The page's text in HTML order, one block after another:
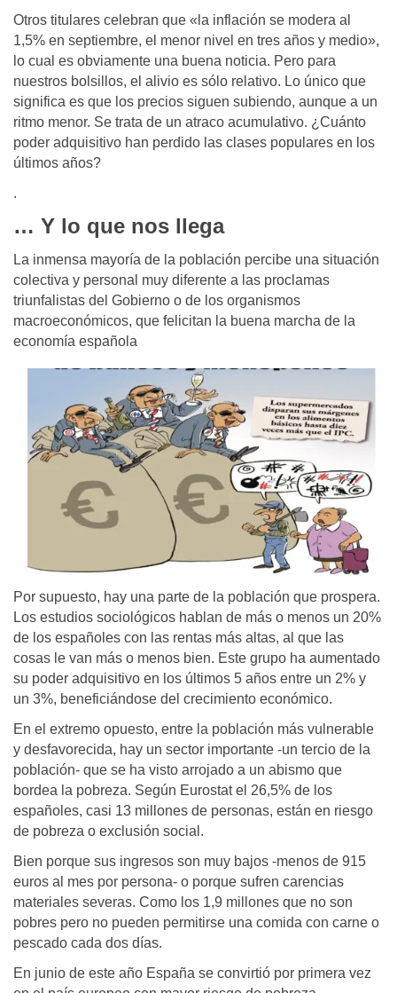
Otros titulares celebran que «la inflación se modera al
1,5% en septiembre, el menor nivel en tres años y medio»,
lo cual es obviamente una buena noticia. Pero para
nuestros bolsillos, el alivio es sólo relativo. Lo único que
significa es que los precios siguen subiendo, aunque a un
ritmo menor. Se trata de un atraco acumulativo. ¿Cuánto
poder adquisitivo han perdido las clases populares en los
últimos años?
.
… Y lo que nos llega
La inmensa mayoría de la población percibe una situación
colectiva y personal muy diferente a las proclamas
triunfalistas del Gobierno o de los organismos
macroeconómicos, que felicitan la buena marcha de la
economía española
Por supuesto, hay una parte de la población que prospera.
Los estudios sociológicos hablan de más o menos un 20%
de los españoles con las rentas más altas, al que las
cosas le van más o menos bien. Este grupo ha aumentado
su poder adquisitivo en los últimos 5 años entre un 2% y
un 3%, beneficiándose del crecimiento económico.
En el extremo opuesto, entre la población más vulnerable
y desfavorecida, hay un sector importante -un tercio de la
población- que se ha visto arrojado a un abismo que
bordea la pobreza. Según Eurostat el 26,5% de los
españoles, casi 13 millones de personas, están en riesgo
de pobreza o exclusión social.
Bien porque sus ingresos son muy bajos -menos de 915
euros al mes por persona- o porque sufren carencias
materiales severas. Como los 1,9 millones que no son
pobres pero no pueden permitirse una comida con carne o
pescado cada dos días.
En junio de este año España se convirtió por primera vez